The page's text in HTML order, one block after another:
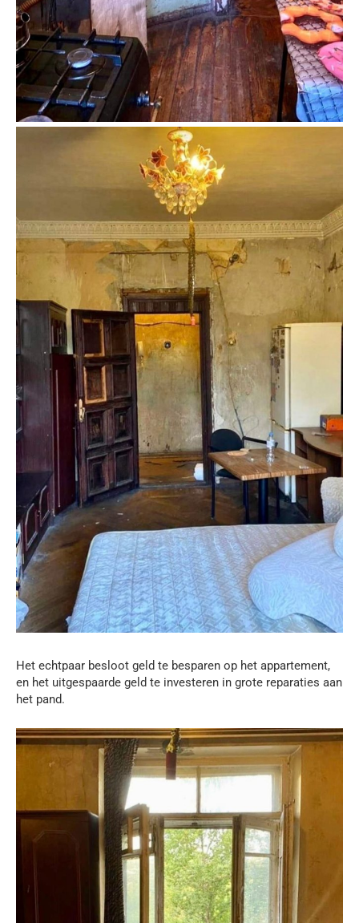
Het echtpaar besloot geld te besparen op het appartement,
en het uitgespaarde geld te investeren in grote reparaties aan
het pand.